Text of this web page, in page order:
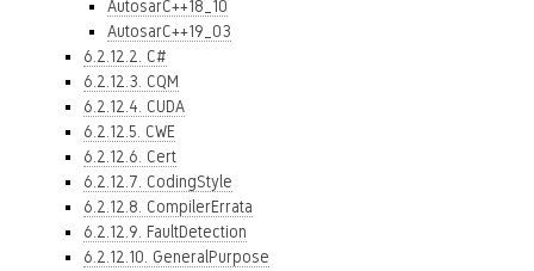
AutosarC++18_10
AutosarC++19_03
6.2.12.2. C#
6.2.12.3. CQM
6.2.12.4. CUDA
6.2.12.5. CWE
6.2.12.6. Cert
6.2.12.7. CodingStyle
6.2.12.8. CompilerErrata
6.2.12.9. FaultDetection
6.2.12.10. GeneralPurpose